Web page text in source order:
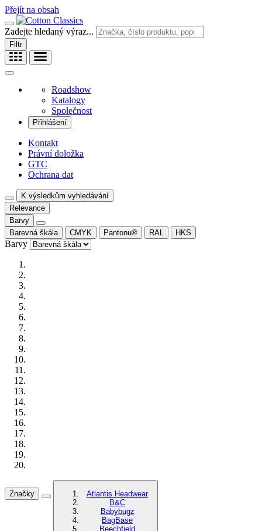
Přejít na obsah
Zadejte hledaný výraz...
Filtr
Roadshow
Katalogy
Společnost
Přihlášení
Kontakt
Právní doložka
GTC
Ochrana dat
K výsledkům vyhledávání
Relevance
Barvy
Barevná škála
CMYK Pantonu® RAL HKS
Barvy
Značky
Atlantis Headwear
B&C
Babybugz
BagBase
Beechfield